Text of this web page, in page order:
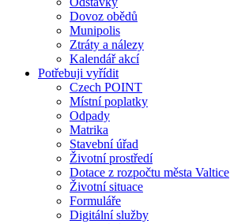
Dovoz obědů
Munipolis
Ztráty a nálezy
Kalendář akcí
Potřebuji vyřídit
Czech POINT
Místní poplatky
Odpady
Matrika
Stavební úřad
Životní prostředí
Dotace z rozpočtu města Valtice
Životní situace
Formuláře
Digitální služby